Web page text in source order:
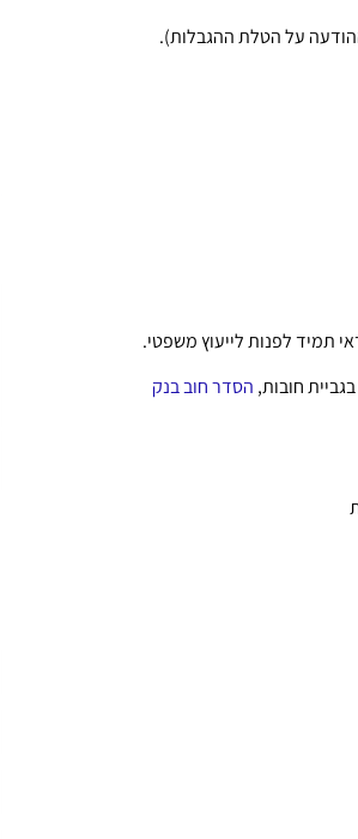
על הטלת ההגבלות).
תמיד לפנות לייעוץ משפטי.
חובות, הסדר חוב בנק